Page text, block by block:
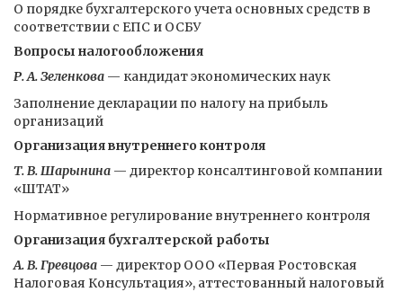
О порядке бухгалтерского учета основных средств в
соответствии с ЕПС и ОСБУ
Вопросы налогообложения
Р. А. Зеленкова — кандидат экономических наук
Заполнение декларации по налогу на прибыль
организаций
Организация внутреннего контроля
Т. В. Шарынина — директор консалтинговой компании
«ШТАТ»
Нормативное регулирование внутреннего контроля
Организация бухгалтерской работы
А. В. Гревцова — директор ООО «Первая Ростовская
Налоговая Консультация», аттестованный налоговый